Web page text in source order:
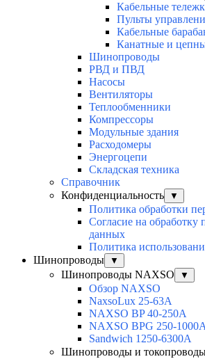
Кабельные
Пульты
Кабельные
Канатные и
Шинопроводы
РВД и ПВД
Насосы
Вентиляторы
Теплообменники
Компрессоры
Модульные здания
Расходомеры
Энергоцепи
Складская техника
Справочник
Конфиденциальность
▼
Политика обработки
Согласие на обработку
данных
Политика
Шинопроводы
▼
Шинопроводы NAXSO ▼
Обзор NAXSO
NaxsoLux 25-63A
NAXSO BP 40-250A
NAXSO BPG 250-
Sandwich 1250-6300A
Шинопроводы и